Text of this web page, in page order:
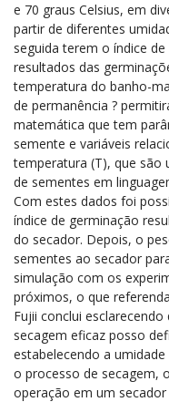
e 70 graus Celsius, em
partir de diferentes
seguida terem o índice
resultados das
temperatura do banho-
de permanência ?
matemática que tem
semente e variáveis
temperatura (T), que são
de sementes em
Com estes dados foi
índice de germinação
do secador. Depois, o
sementes ao secador
simulação com os
próximos, o que
Fujii conclui
secagem eficaz posso
estabelecendo a
o processo de secagem,
operação em um